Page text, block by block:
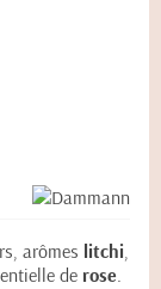
arômes litchi,
de rose.